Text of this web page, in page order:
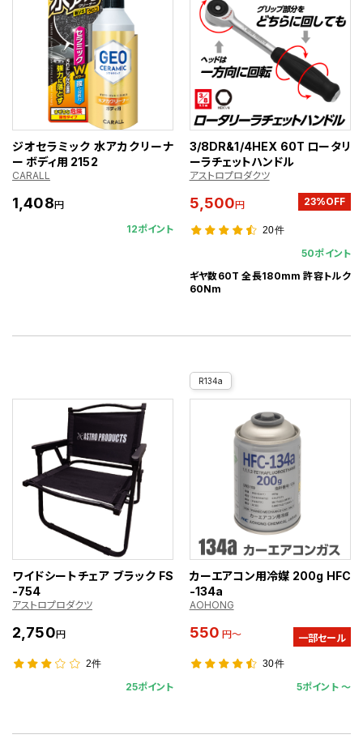
ジオセラミック 水アカクリーナ
ー ボディ用 2152
CARALL
1,408円
12ポイント
3/8DR&1/4HEX 60T ロータリ
ーラチェットハンドル
アストロプロダクツ
5,500円 23%OFF
20件
50ポイント
ギヤ数60T 全長180mm 許容トルク
60Nm
ワイドシートチェア ブラック FS
-754
アストロプロダクツ
2,750円
2件
25ポイント
R134a
カーエアコン用冷媒 200g HFC
-134a
AOHONG
550 円～ 一部セール
30件
5ポイント 〜